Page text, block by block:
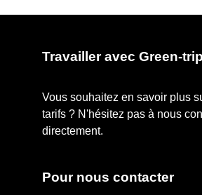
Travailler avec Green-
Vous souhaitez en savoir plus
tarifs ? N'hésitez pas à nous
directement.
Pour nous contacter